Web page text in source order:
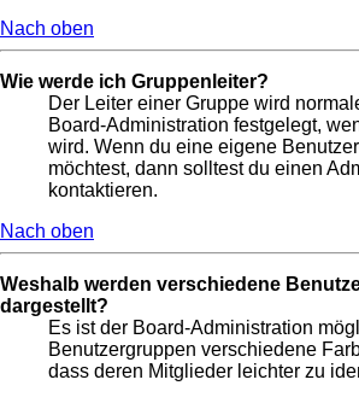
Nach oben
Wie werde ich Gruppenleiter?
Der Leiter einer Gruppe wird
Board-Administration festgelegt,
wird. Wenn du eine eigene
möchtest, dann solltest du einen
kontaktieren.
Nach oben
Weshalb werden verschiedene
dargestellt?
Es ist der Board-Administration
Benutzergruppen verschiedene
dass deren Mitglieder leichter zu